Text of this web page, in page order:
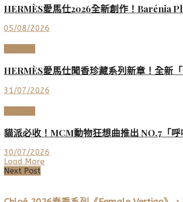
HERMÈS愛馬仕2026全新創作！Barénia
05/08/2026
HERMÈS愛馬仕聞香珍藏系列新章！全新
31/07/2026
貓派必收！MCM動物狂想曲推出 NO.7「
30/07/2026
Load More
Next Post